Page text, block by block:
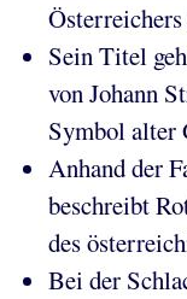
Sein Titel
von Johann
Symbol alter
Anhand der
beschreibt
des
Bei der